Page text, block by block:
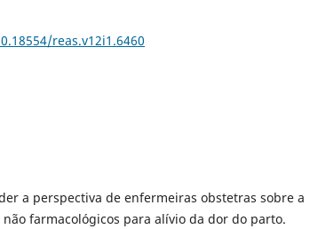
reas.v12i1.6460
a perspectiva de enfermeiras obstetras sobre a
farmacológicos para alívio da dor do parto.